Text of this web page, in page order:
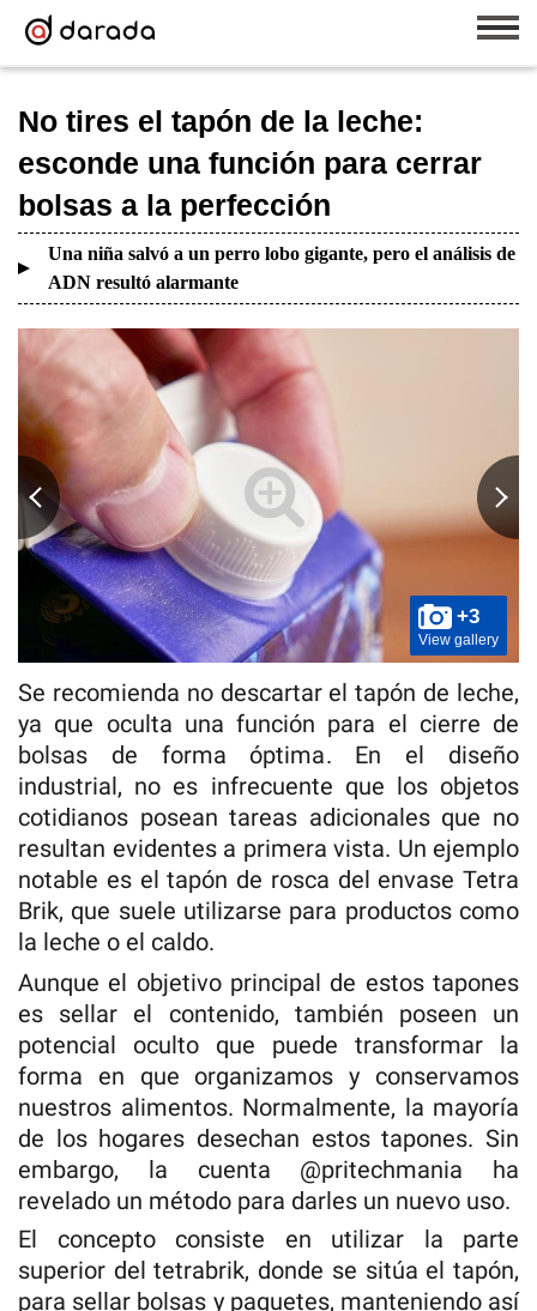
No tires el tapón de la leche:
esconde una función para cerrar
bolsas a la perfección
Una niña salvó a un perro lobo gigante, pero el análisis de
ADN resultó alarmante
+3
View gallery
Se recomienda no descartar el tapón de leche,
ya que oculta una función para el cierre de
bolsas de forma óptima. En el diseño
industrial, no es infrecuente que los objetos
cotidianos posean tareas adicionales que no
resultan evidentes a primera vista. Un ejemplo
notable es el tapón de rosca del envase Tetra
Brik, que suele utilizarse para productos como
la leche o el caldo.
Aunque el objetivo principal de estos tapones
es sellar el contenido, también poseen un
potencial oculto que puede transformar la
forma en que organizamos y conservamos
nuestros alimentos. Normalmente, la mayoría
de los hogares desechan estos tapones. Sin
embargo, la cuenta @pritechmania ha
revelado un método para darles un nuevo uso.
El concepto consiste en utilizar la parte
superior del tetrabrik, donde se sitúa el tapón,
para sellar bolsas y paquetes, manteniendo así